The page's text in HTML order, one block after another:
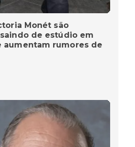
Monét são
de estúdio em
aumentam rumores de